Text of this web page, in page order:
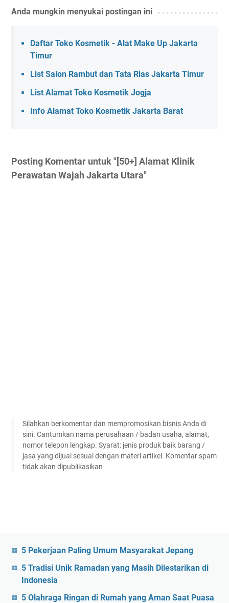
Anda mungkin menyukai postingan ini
Daftar Toko Kosmetik - Alat Make Up Jakarta
Timur
List Salon Rambut dan Tata Rias Jakarta Timur
List Alamat Toko Kosmetik Jogja
Info Alamat Toko Kosmetik Jakarta Barat
Posting Komentar untuk "[50+] Alamat Klinik
Perawatan Wajah Jakarta Utara"
Silahkan berkomentar dan mempromosikan bisnis Anda di
sini. Cantumkan nama perusahaan / badan usaha, alamat,
nomor telepon lengkap. Syarat: jenis produk baik barang /
jasa yang dijual sesuai dengan materi artikel. Komentar spam
tidak akan dipublikasikan
5 Pekerjaan Paling Umum Masyarakat Jepang
5 Tradisi Unik Ramadan yang Masih Dilestarikan di
Indonesia
5 Olahraga Ringan di Rumah yang Aman Saat Puasa